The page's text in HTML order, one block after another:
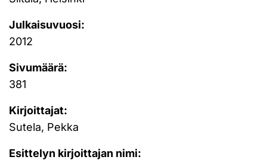
Julkaisuvuosi:
2012
Sivumäärä:
381
Kirjoittajat:
Sutela, Pekka
Esittelyn kirjoittajan nimi: